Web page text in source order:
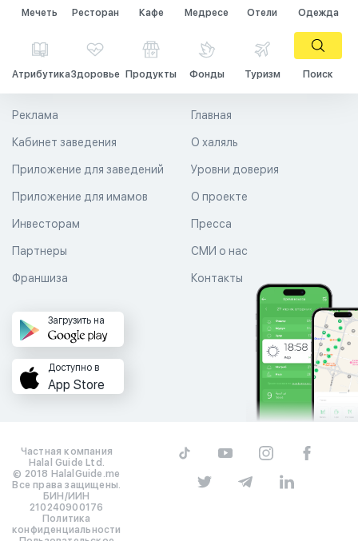
Мечеть Ресторан Кафе Медресе Отели Одежда
АтрибутикаЗдоровье Продукты Фонды Туризм Поиск
Главная
О халяль
Уровни доверия
Реклама
Кабинет заведения
Приложение для заведений
Приложение для имамов О проекте
Пресса
СМИ о нас
Контакты
Инвесторам
Партнеры
Франшиза
Загрузить на
Доступно в
App Store
Частная компания
Halal Guide Ltd.
© 2018 HalalGuide.me
Все права защищены.
БИН/ИИН
210240900176
Политика
конфиденциальности